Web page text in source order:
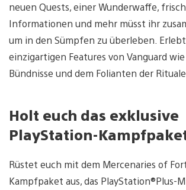
neuen Quests, einer Wunderwaffe,
Informationen und mehr müsst ihr
um in den Sümpfen zu überleben.
einzigartigen Features von Vanguard
Bündnisse und dem Folianten der
Holt euch das exklusive
PlayStation-
Rüstet euch mit dem Mercenaries of
Kampfpaket aus, das PlayStation®Plus-